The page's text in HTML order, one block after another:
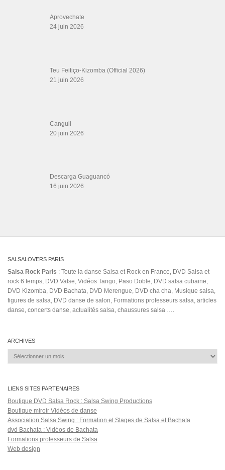
Aprovechate
24 juin 2026
Teu Feitiço-Kizomba (Official 2026)
21 juin 2026
Canguil
20 juin 2026
Descarga Guaguancó
16 juin 2026
SALSALOVERS PARIS
Salsa Rock Paris : Toute la danse Salsa et Rock en France, DVD Salsa et
rock 6 temps, DVD Valse, Vidéos Tango, Paso Doble, DVD salsa cubaine,
DVD Kizomba, DVD Bachata, DVD Merengue, DVD cha cha, Musique salsa,
figures de salsa, DVD danse de salon, Formations professeurs salsa, articles
danse, concerts danse, actualités salsa, chaussures salsa ….
ARCHIVES
Archives
LIENS SITES PARTENAIRES
Boutique DVD Salsa Rock : Salsa Swing Productions
Boutique miroir Vidéos de danse
Association Salsa Swing : Formation et Stages de Salsa et Bachata
dvd Bachata : Vidéos de Bachata
Formations professeurs de Salsa
Web design